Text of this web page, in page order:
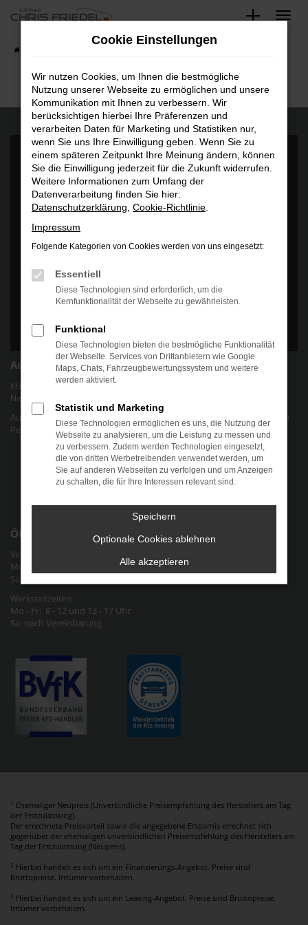
Zum
springen
Fahrzeugsuche
Es wird versucht, Inhalte von www.google.comzu laden. Dabei
können Daten an Dritte weitergegeben werden. Wenn Sie damit
Autohaus Chris Friedel
Kfz-Werkstatt für gängige Marken und Modelle | Verkauf von EU-
Neuwagen und jungen Gebrauchtwagen.
Autohaus Chris Friedel - Ihr Autohaus für alle Marken und Modelle in
Pegau Raum Halle-Leipzig an der Bundesstraße 2 in Sachsen
Datenschutz
Cookie-Einstellungen
Impressum
Öffnungszeiten
Verkauf & Verwaltung:
Mo - Fr: 9 - 12 und 13 - 18 Uhr
Sa: nach Vereinbarung
Werkstattzeiten:
Mo - Fr: 8 - 12 und 13 - 17 Uhr
Sa: nach Vereinbarung
1 Ehemaliger Neupreis (Unverbindliche Preisempfehlung des Herstellers am Tag
der Erstzulassung).
Der errechnete Preisvorteil sowie die angegebene Ersparnis errechnet sich
gegenüber der ehemaligen unverbindlichen Preisempfehlung des Herstellers am
Tag der Erstzulassung (Neupreis).
2 Hierbei handelt es sich um ein Finanzierungs-Angebot. Preise sind
Bruttopreise. Irrtümer vorbehalten.
3 Hierbei handelt es sich um ein Leasing-Angebot. Preise sind Bruttopreise.
Irrtümer vorbehalten.
Cookie Einstellungen
Wir nutzen Cookies, um Ihnen die bestmögliche
Nutzung unserer Webseite zu ermöglichen und unsere
Kommunikation mit Ihnen zu verbessern. Wir
berücksichtigen hierbei Ihre Präferenzen und
verarbeiten Daten für Marketing und Statistiken nur,
wenn Sie uns Ihre Einwilligung geben. Wenn Sie zu
einem späteren Zeitpunkt Ihre Meinung ändern, können
Sie die Einwilligung jederzeit für die Zukunft widerrufen.
Weitere Informationen zum Umfang der
Datenverarbeitung finden Sie hier:
Datenschutzerklärung Cookie-Richtlinie
Impressum
Folgende Kategorien von Cookies werden von uns eingesetzt:
Essentiell
Diese Technologien sind erforderlich, um die
Kernfunktionalität der Webseite zu gewährleisten.
Funktional
Diese Technologien bieten die bestmögliche Funktionalität
der Webseite. Services von Drittanbietern wie Google
Maps, Chats, Fahrzeugbewertungssystem und weitere
werden aktiviert.
Statistik und Marketing
Diese Technologien ermöglichen es uns, die Nutzung der
Webseite zu analysieren, um die Leistung zu messen und
zu verbessern. Zudem werden Technologien eingesetzt,
die von dritten Werbetreibenden verwendet werden, um
Sie auf anderen Webseiten zu verfolgen und um Anzeigen
zu schalten, die für Ihre Interessen relevant sind.
Speichern
Optionale Cookies ablehnen
Alle akzeptieren